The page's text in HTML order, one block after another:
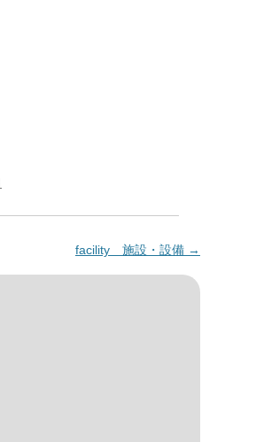
facility 施設・設備 →